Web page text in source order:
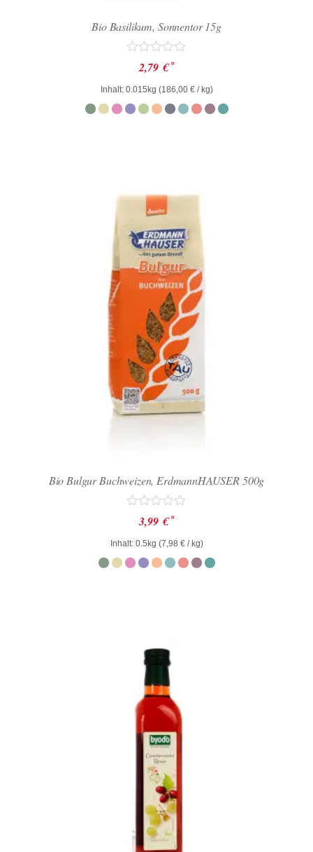
Bio Basilikum, Sonnentor 15g
Bewertet
mit
0
von
5
2,79 € *
Inhalt: 0.015kg (186,00 €/ kg)
Bio Bulgur Buchweizen, ErdmannHAUSER 500g
Bewertet
mit
0
von
5
3,99 € *
Inhalt: 0.5kg (7,98 €/ kg)